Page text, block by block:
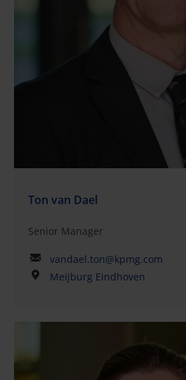
vaktechniek people services.
Ton van Dael
Senior Manager
vandael.ton@kpmg.com
Meijburg Eindhoven